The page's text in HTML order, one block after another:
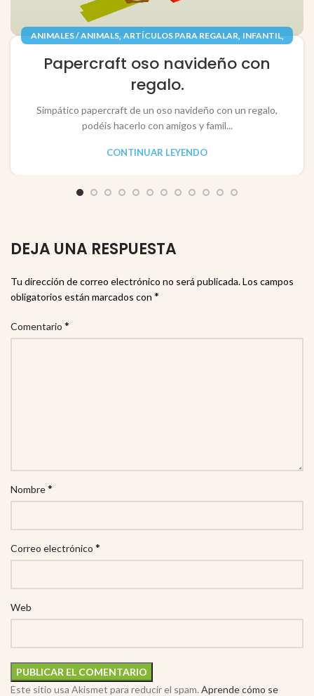
ANIMALES / ANIMALS, ARTÍCULOS PARA REGALAR, INFANTIL,
RECORTABLES PAPERCRAFT
Papercraft oso navideño con
regalo.
Simpático papercraft de un oso navideño con un regalo,
podéis hacerlo con amigos y famil...
CONTINUAR LEYENDO
DEJA UNA RESPUESTA
Tu dirección de correo electrónico no será publicada.Los campos
obligatorios están marcados con *
Comentario *
Nombre*
Correo electrónico *
Web
Este sitio usa Akismet para reducir el spam. Aprende cómo se